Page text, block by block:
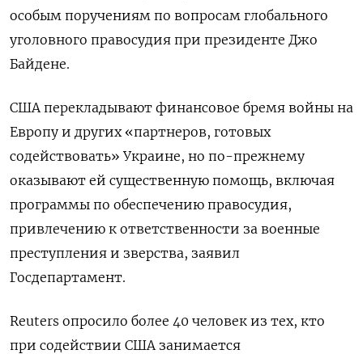
особым поручениям по вопросам глобального
уголовного правосудия при президенте Джо
Байдене.
США перекладывают финансовое бремя войны на
Европу и других «партнеров, готовых
содействовать» Украине, но по-прежнему
оказывают ей существенную помощь, включая
программы по обеспечению правосудия,
привлечению к ответственности за военные
преступления и зверства, заявил
Госдепартамент.
Reuters опросило более 40 человек из тех, кто
при содействии США занимается